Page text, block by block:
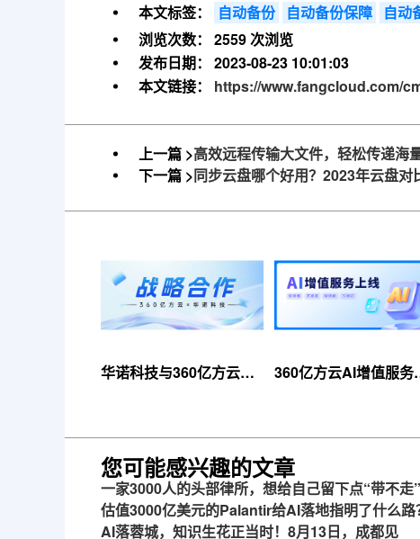
本文标签：
自动备份 自动备份保障
自动
浏览次数：
2559 次浏览
发布日期：
2023-08-23 10:01:03
本文链接：
https://www.fangcloud.com/
上一篇 >高效远程传输大文件，轻松传递海
下一篇 >同步云盘哪个好用？2023年云盘对
华诺科技与360亿方云达
360亿方云AI增值服务
您可能感兴趣的文章
一家3000人的头部律所，想给自己留下点“带不走
估值3000亿美元的Palantir给AI落地指明了什么路
AI落蓉城，知识生花正当时！8月13日，成都见